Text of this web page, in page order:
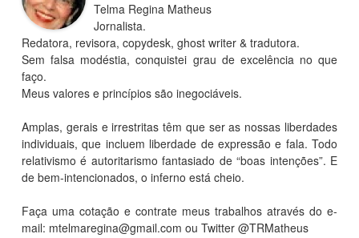
Telma Regina Matheus
Jornalista.
Redatora, revisora, copydesk, ghost writer & tradutora.
Sem falsa modéstia, conquistei grau de excelência no que
faço.
Meus valores e princípios são inegociáveis.
Amplas, gerais e irrestritas têm que ser as nossas liberdades
individuais, que incluem liberdade de expressão e fala. Todo
relativismo é autoritarismo fantasiado de “boas intenções”. E
de bem-intencionados, o inferno está cheio.
Faça uma cotação e contrate meus trabalhos através do e-
mail: mtelmaregina@gmail.com ou Twitter @TRMatheus